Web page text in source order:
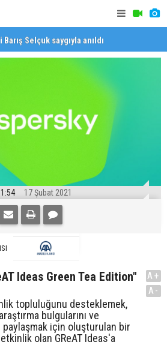
Selçuk saygıyla anıldı
17 Şubat 2021
Ideas Green Tea Edition"
topluluğunu desteklemek,
bulgularını ve
paylaşmak için oluşturulan bir
olan GReAT Ideas'a
A+
A-